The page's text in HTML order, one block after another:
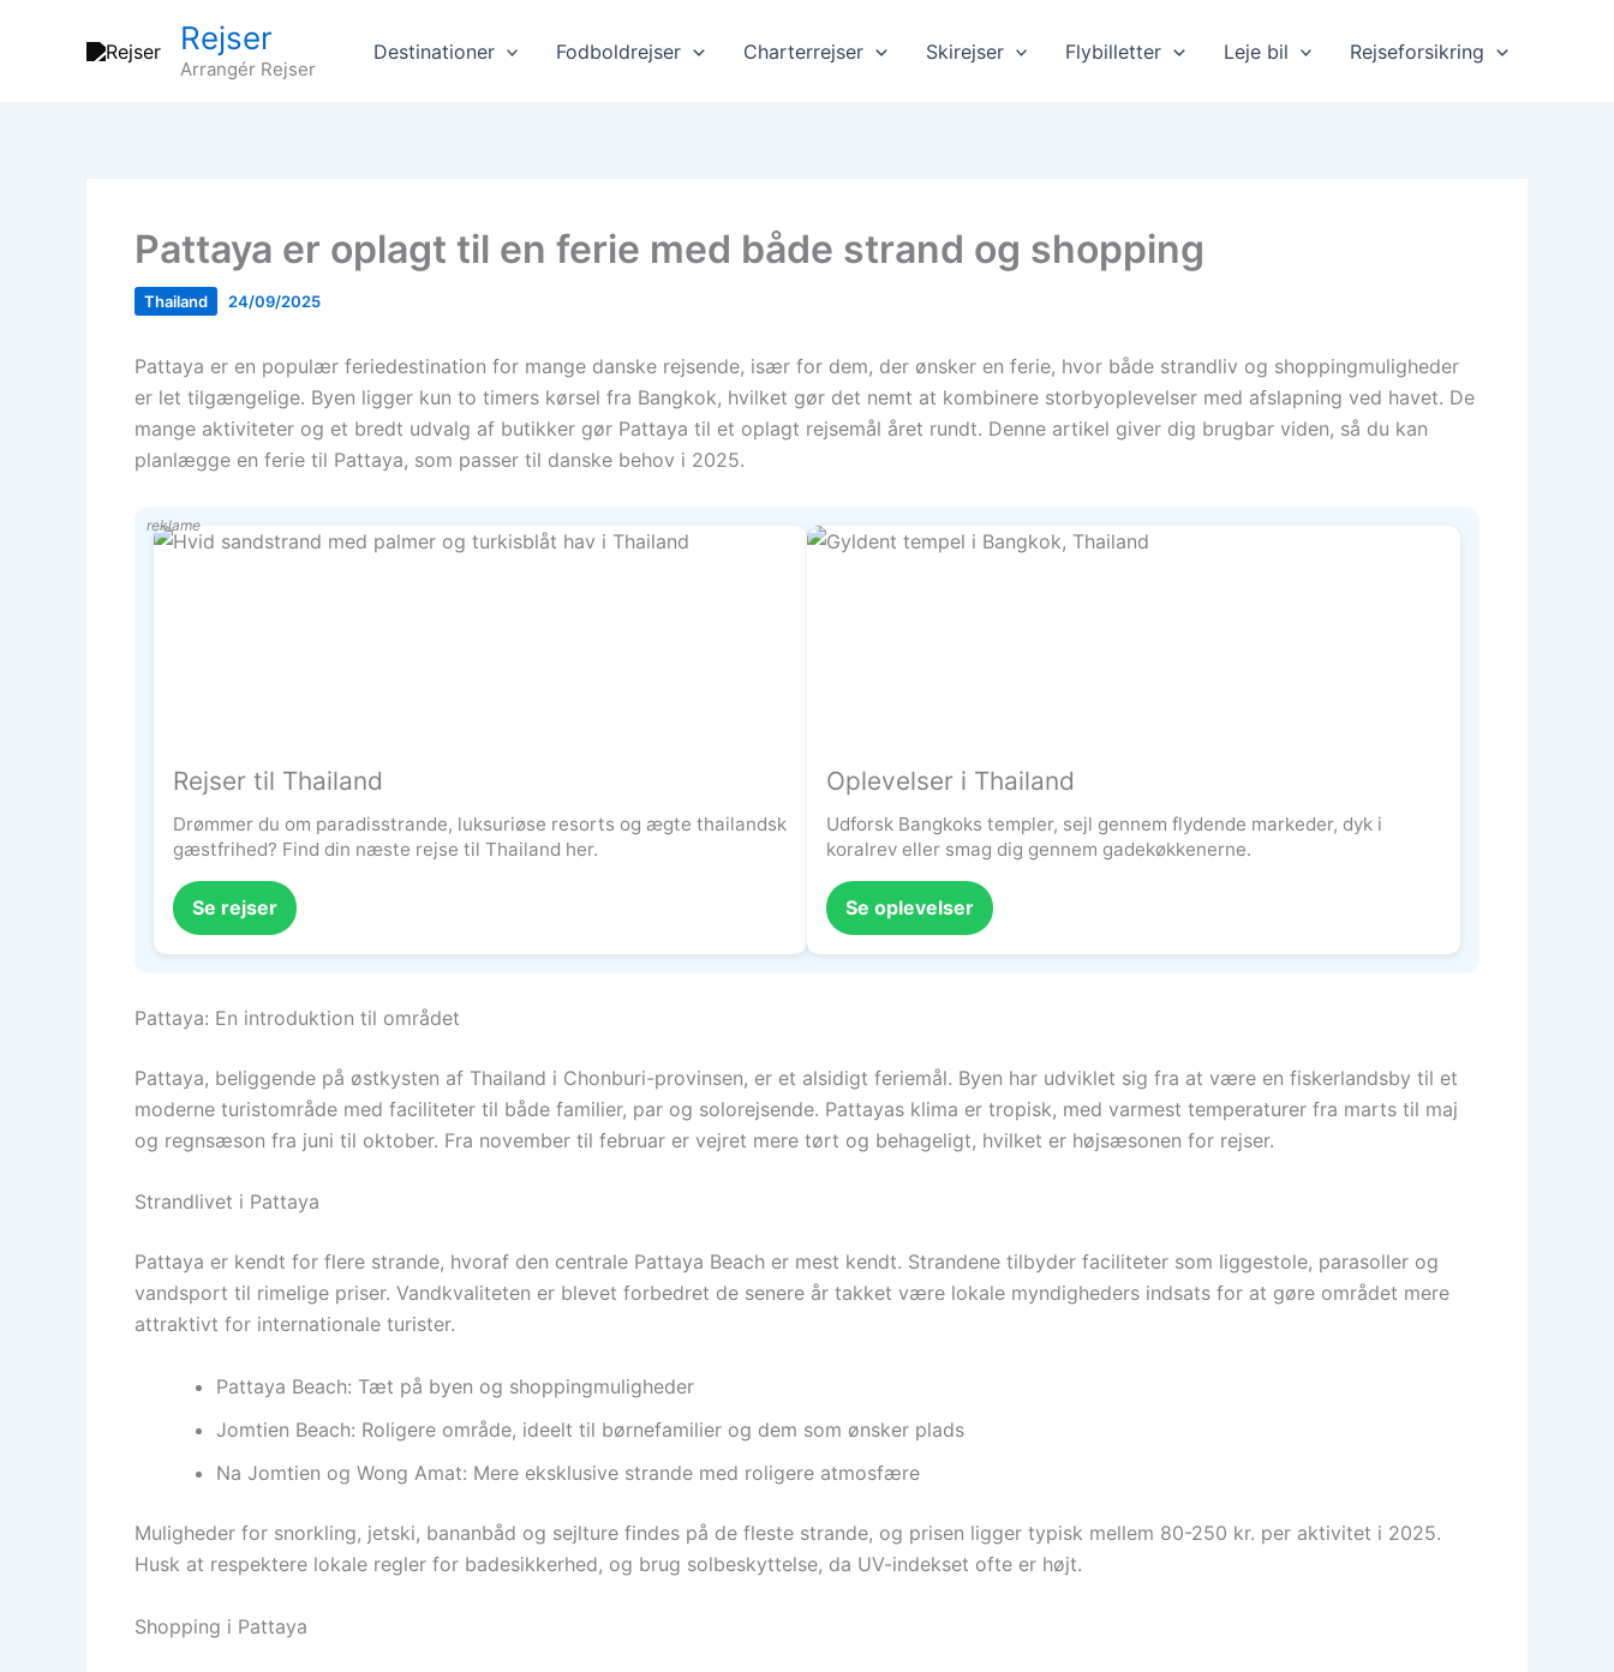
Rejser
Arrangér Rejser
Destinationer Fodboldrejser Charterrejser Skirejser Flybilletter Leje bil Rejseforsikring
Pattaya er oplagt til en ferie med både strand og shopping
Thailand 24/09/2025
Pattaya er en populær feriedestination for mange danske rejsende, især for dem, der ønsker en ferie, hvor både strandliv og shoppingmuligheder
er let tilgængelige. Byen ligger kun to timers kørsel fra Bangkok, hvilket gør det nemt at kombinere storbyoplevelser med afslapning ved havet. De
mange aktiviteter og et bredt udvalg af butikker gør Pattaya til et oplagt rejsemål året rundt. Denne artikel giver dig brugbar viden, så du kan
planlægge en ferie til Pattaya, som passer til danske behov i 2025.
reklame
Rejser til Thailand
Drømmer du om paradisstrande, luksuriøse resorts og ægte thailandsk
gæstfrihed? Find din næste rejse til Thailand her.
Se rejser
Oplevelser i Thailand
Udforsk Bangkoks templer, sejl gennem flydende markeder, dyk i
koralrev eller smag dig gennem gadekøkkenerne.
Se oplevelser
Pattaya: En introduktion til området
Pattaya, beliggende på østkysten af Thailand i Chonburi-provinsen, er et alsidigt feriemål. Byen har udviklet sig fra at være en fiskerlandsby til et
moderne turistområde med faciliteter til både familier, par og solorejsende. Pattayas klima er tropisk, med varmest temperaturer fra marts til maj
og regnsæson fra juni til oktober. Fra november til februar er vejret mere tørt og behageligt, hvilket er højsæsonen for rejser.
Strandlivet i Pattaya
Pattaya er kendt for flere strande, hvoraf den centrale Pattaya Beach er mest kendt. Strandene tilbyder faciliteter som liggestole, parasoller og
vandsport til rimelige priser. Vandkvaliteten er blevet forbedret de senere år takket være lokale myndigheders indsats for at gøre området mere
attraktivt for internationale turister.
Pattaya Beach: Tæt på byen og shoppingmuligheder
Jomtien Beach: Roligere område, ideelt til børnefamilier og dem som ønsker plads
Na Jomtien og Wong Amat: Mere eksklusive strande med roligere atmosfære
Muligheder for snorkling, jetski, bananbåd og sejlture findes på de fleste strande, og prisen ligger typisk mellem 80-250 kr. per aktivitet i 2025.
Husk at respektere lokale regler for badesikkerhed, og brug solbeskyttelse, da UV-indekset ofte er højt.
Shopping i Pattaya